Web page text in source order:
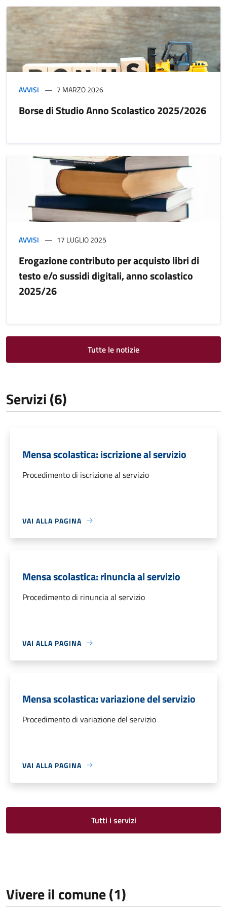
AVVISI 7 MARZO 2026
Borse di Studio Anno Scolastico 2025/2026
AVVISI 17 LUGLIO 2025
Erogazione contributo per acquisto libri di
testo e/o sussidi digitali, anno scolastico
2025/26
Tutte le notizie
Servizi (6)
Mensa scolastica: iscrizione al servizio
Procedimento di iscrizione al servizio
VAI ALLA PAGINA
Mensa scolastica: rinuncia al servizio
Procedimento di rinuncia al servizio
VAI ALLA PAGINA
Mensa scolastica: variazione del servizio
Procedimento di variazione del servizio
VAI ALLA PAGINA
Tutti i servizi
Vivere il comune (1)